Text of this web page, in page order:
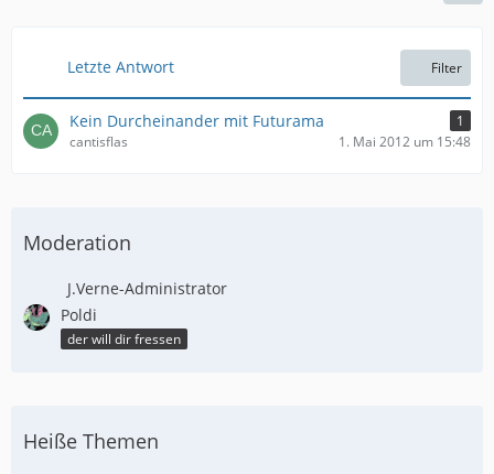
g
e
e
t
r
ä
Letzte Antwort Filter
Kein Durcheinander mit Futurama
1
cantisflas
1. Mai 2012 um 15:48
Moderation
J.Verne-Administrator
Poldi
der will dir fressen
Heiße Themen